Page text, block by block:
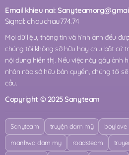
Email khieu nai:
Signal: chauchau774.74
Mọi dữ liệu, thông tin và hình ảnh đều
chúng tôi không sỡ hữu hay chịu bất cứ
nội dung hiển thị. Nếu việc này gây ảnh
nhân nào sở hữu bản quyền, chúng tôi
cầu.
Copyright © 2025 Sanyteam
Sanyteam truyện đam mỹ boylove
manhwa dam my roadsteam